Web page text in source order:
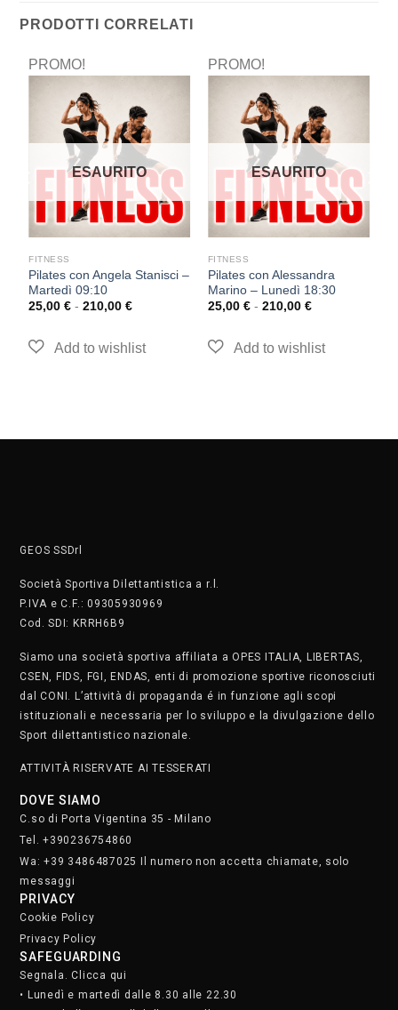
PRODOTTI CORRELATI
PROMO!
ESAURITO
FITNESS
Pilates con Angela Stanisci –
Martedì 09:10
25,00€ - 210,00€
PROMO!
ESAURITO
FITNESS
Pilates con Alessandra
Marino – Lunedì 18:30
25,00 € - 210,00 €
GEOS SSDrl
Società Sportiva Dilettantistica a r.l.
P.IVA e C.F.: 09305930969
Cod. SDI: KRRH6B9
Siamo una società sportiva affiliata a OPES ITALIA, LIBERTAS,
CSEN, FIDS, FGI, ENDAS, enti di promozione sportive riconosciuti
dal CONI. L’attività di propaganda é in funzione agli scopi
istituzionali e necessaria per lo sviluppo e la divulgazione dello
Sport dilettantistico nazionale.
ATTIVITÀ RISERVATE AI TESSERATI
DOVE SIAMO
C.so di Porta Vigentina 35 - Milano
Tel. +390236754860
Wa: +39 3486487025 Il numero non accetta chiamate, solo
messaggi
PRIVACY
Cookie Policy
Privacy Policy
SAFEGUARDING
Segnala. Clicca qui
• Lunedì e martedì dalle 8.30 alle 22.30